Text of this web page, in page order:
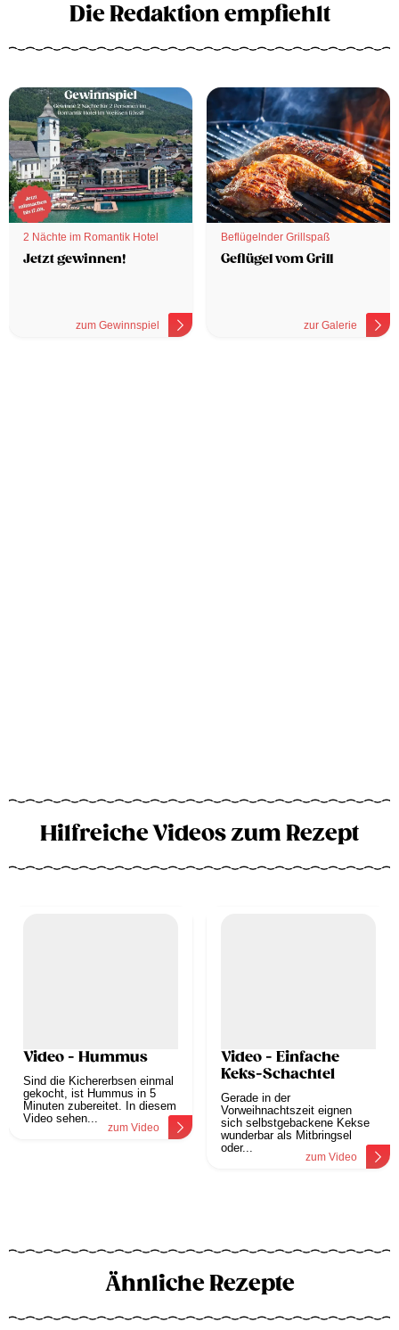
Die Redaktion empfiehlt
2 Nächte im Romantik Hotel
Jetzt gewinnen!
zum Gewinnspiel
Beflügelnder Grillspaß
Geflügel vom Grill
zur Galerie
Hilfreiche Videos zum Rezept
Video - Hummus
Sind die Kichererbsen einmal
gekocht, ist Hummus in 5
Minuten zubereitet. In diesem
Video sehen...
zum Video
Video - Einfache
Keks-Schachtel
Gerade in der
Vorweihnachtszeit eignen
sich selbstgebackene Kekse
wunderbar als Mitbringsel
oder...
zum Video
Ähnliche Rezepte